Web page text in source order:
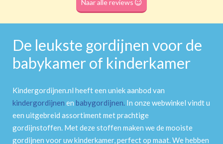
Naar alle reviews
De leukste gordijnen voor de
babykamer of kinderkamer
Kindergordijnen.nl heeft een uniek aanbod van
kindergordijnen en babygordijnen. In onze webwinkel vindt u
een uitgebreid assortiment met prachtige
gordijnstoffen. Met deze stoffen maken we de mooiste
gordijnen voor uw kinderkamer, perfect op maat. We hebben